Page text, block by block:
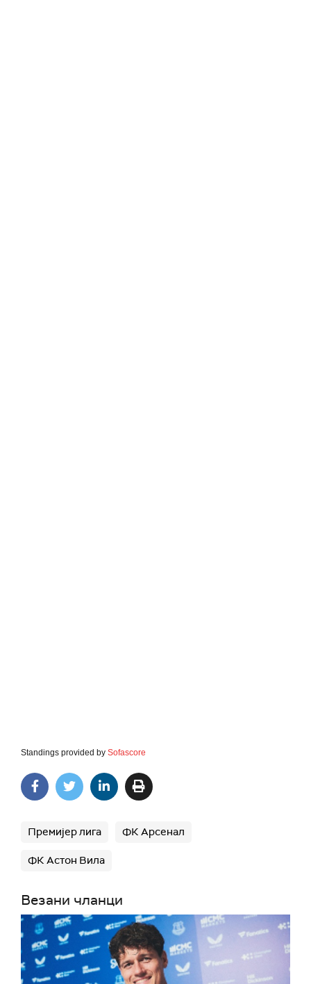
Standings provided by Sofascore
Премијер лига ФК Арсенал
ФК Астон Вила
Везани чланци